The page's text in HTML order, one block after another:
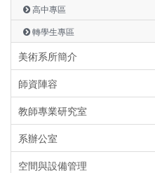
高中專區
轉學生專區
美術系所簡介
師資陣容
教師專業研究室
系辦公室
空間與設備管理